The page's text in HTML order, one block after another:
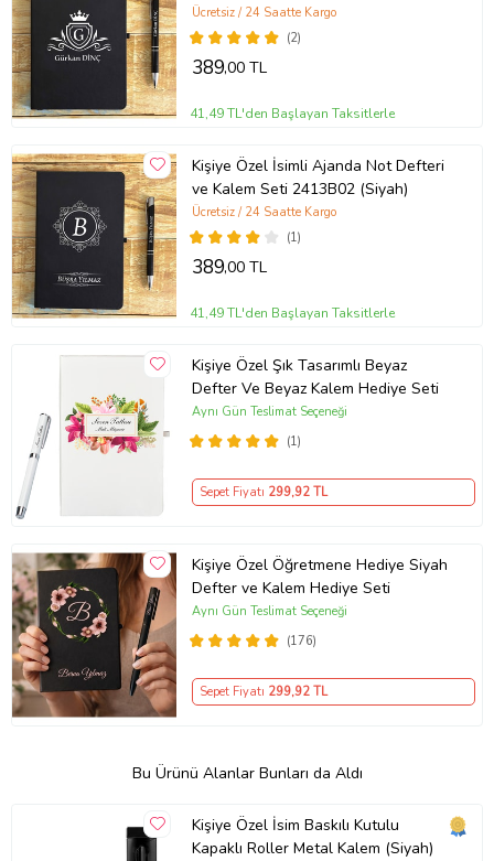
(2)
Ücretsiz / 24 Saatte Kargo
389,00 TL
41,49 TL'den Başlayan Taksitlerle
Kişiye Özel İsimli Ajanda Not Defteri
ve Kalem Seti 2413B02 (Siyah)
(1)
Ücretsiz / 24 Saatte Kargo
389,00 TL
41,49 TL'den Başlayan Taksitlerle
Kişiye Özel Şık Tasarımlı Beyaz
Defter Ve Beyaz Kalem Hediye Seti
(1)
Aynı Gün Teslimat Seçeneği
Sepet Fiyatı 299,92 TL
Kişiye Özel Öğretmene Hediye Siyah
Defter ve Kalem Hediye Seti
(176)
Aynı Gün Teslimat Seçeneği
Sepet Fiyatı 299,92 TL
Bu Ürünü Alanlar Bunları da Aldı
Kişiye Özel İsim Baskılı Kutulu
Kapaklı Roller Metal Kalem (Siyah)